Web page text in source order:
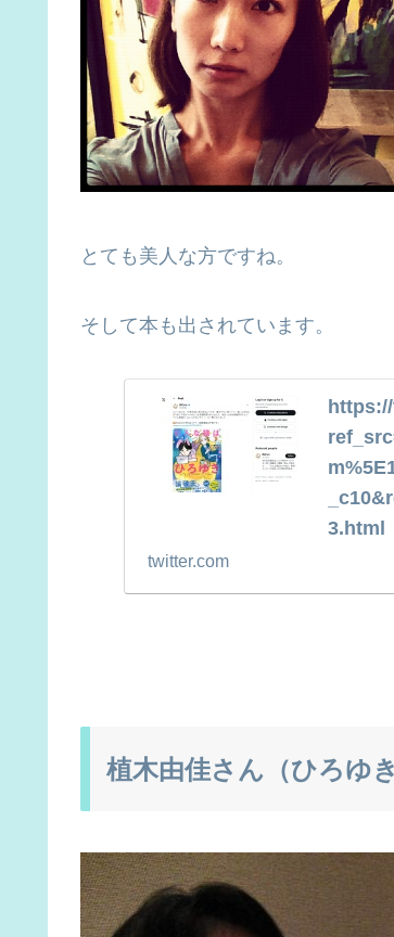
とても美人な方ですね。
そして本も出されています。
3.html
twitter.com
植木由佳さん（ひろゆ